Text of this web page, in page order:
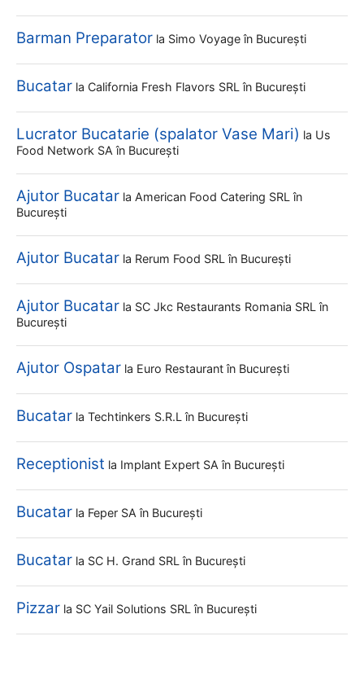
Barman Preparator la Simo Voyage în București
Bucatar la California Fresh Flavors SRL în București
Lucrator Bucatarie (spalator Vase Mari) la Us
Food Network SA în București
Ajutor Bucatar la American Food Catering SRL în
București
Ajutor Bucatar la Rerum Food SRL în București
Ajutor Bucatar la SC Jkc Restaurants Romania SRL în
București
Ajutor Ospatar la Euro Restaurant în București
Bucatar la Techtinkers S.r.l în București
Receptionist la Implant Expert SA în București
Bucatar la Feper SA în București
Bucatar la SC H. Grand SRL în București
Pizzar la SC Yail Solutions SRL în București